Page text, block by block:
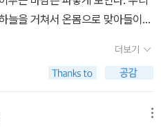
늘을 거쳐서 온몸으로 맞아들이기
결과 숨쉬기를 오롯이 품을 테지.
멍난 바지를 기우는데 마당 끝
노래하면서 날갯짓한다. 큰아이
참 지켜본다. 뱁새로구나. 작은몸
더보기